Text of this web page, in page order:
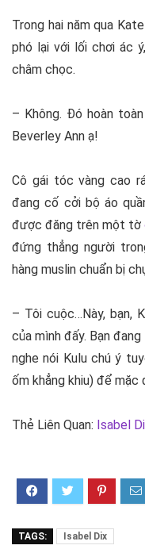
Trong hai năm qua
phó lại với lối chơi ác
châm chọc.
– Không. Đó hoàn
Beverley Ann ạ!
Cô gái tóc vàng cao
đang cố cởi bộ áo
được đăng trên một tờ
đứng thẳng người
hàng muslin chuẩn bị
– Tôi cuộc…Này, bạn,
của mình đấy. Bạn
nghe nói Kulu chú ý
ốm khẳng khiu) để mặc
Thẻ Liên Quan: Isabel
TAGS: Isabel Dix